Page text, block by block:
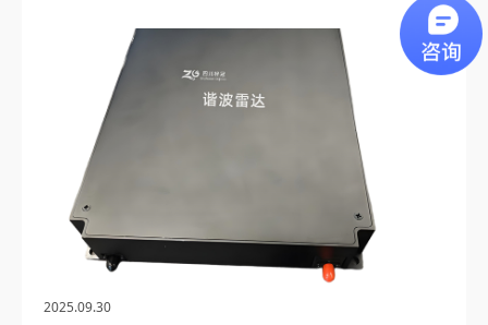
0.5~18GHz微波自动增益控制模块，为5G/6G通信基站、卫星通
信、雷达探测、电子对抗、微波测量与测试设备以及深空探测等
领域带来了革命性的解决方案。下面...
2025.09.30